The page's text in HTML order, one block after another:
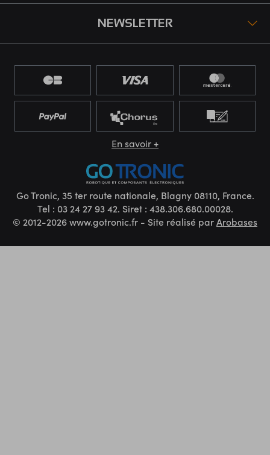
NEWSLETTER
En savoir +
Go Tronic, 35 ter route nationale, Blagny 08110, France.
Tel : 03 24 27 93 42. Siret : 438.306.680.00028.
© 2012-2026 www.gotronic.fr - Site réalisé parArobases